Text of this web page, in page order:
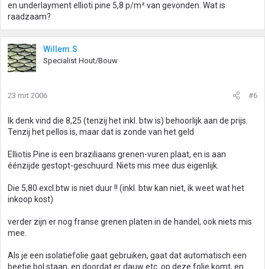
en underlayment ellioti pine 5,8 p/m² van gevonden. Wat is
raadzaam?
Willem.S
Specialist Hout/Bouw
23 mrt 2006 #6
Ik denk vind die 8,25 (tenzij het inkl. btw is) behoorlijk aan de prijs.
Tenzij het pellos is, maar dat is zonde van het geld
Elliotis Pine is een braziliaans grenen-vuren plaat, en is aan
éénzijde gestopt-geschuurd. Niets mis mee dus eigenlijk.
Die 5,80 excl.btw is niet duur !! (inkl. btw kan niet, ik weet wat het
inkoop kost)
verder zijn er nog franse grenen platen in de handel, ook niets mis
mee.
Als je een isolatiefolie gaat gebruiken, gaat dat automatisch een
beetje bol staan, en doordat er dauw etc. op deze folie komt, en